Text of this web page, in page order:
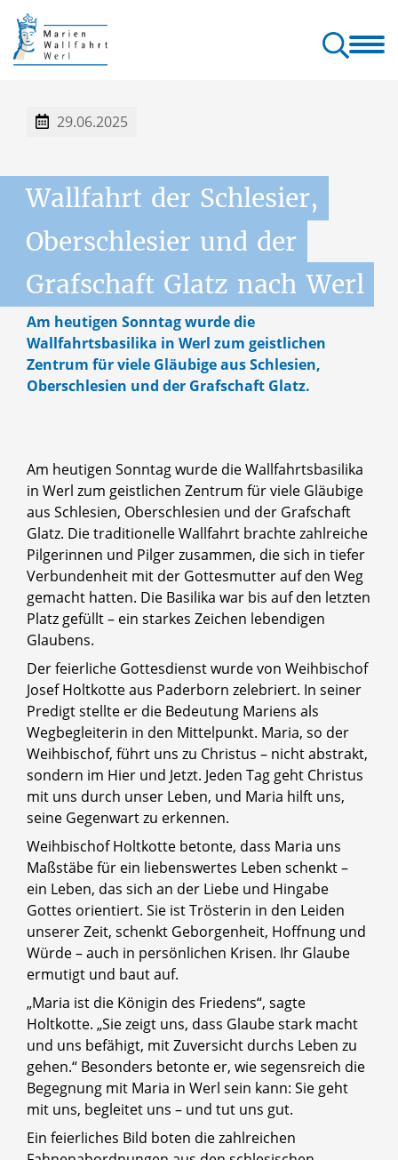
Wallfahrt
29.06.2025
Wallfahrt der Schlesier,
Oberschlesier und der
Grafschaft Glatz nach Werl
Am heutigen Sonntag wurde die
Wallfahrtsbasilika in Werl zum geistlichen
Zentrum für viele Gläubige aus Schlesien,
Oberschlesien und der Grafschaft Glatz.
Am heutigen Sonntag wurde die Wallfahrtsbasilika
in Werl zum geistlichen Zentrum für viele Gläubige
aus Schlesien, Oberschlesien und der Grafschaft
Glatz. Die traditionelle Wallfahrt brachte zahlreiche
Pilgerinnen und Pilger zusammen, die sich in tiefer
Verbundenheit mit der Gottesmutter auf den Weg
gemacht hatten. Die Basilika war bis auf den letzten
Platz gefüllt – ein starkes Zeichen lebendigen
Glaubens.
Der feierliche Gottesdienst wurde von Weihbischof
Josef Holtkotte aus Paderborn zelebriert. In seiner
Predigt stellte er die Bedeutung Mariens als
Wegbegleiterin in den Mittelpunkt. Maria, so der
Weihbischof, führt uns zu Christus – nicht abstrakt,
sondern im Hier und Jetzt. Jeden Tag geht Christus
mit uns durch unser Leben, und Maria hilft uns,
seine Gegenwart zu erkennen.
Weihbischof Holtkotte betonte, dass Maria uns
Maßstäbe für ein liebenswertes Leben schenkt –
ein Leben, das sich an der Liebe und Hingabe
Gottes orientiert. Sie ist Trösterin in den Leiden
unserer Zeit, schenkt Geborgenheit, Hoffnung und
Würde – auch in persönlichen Krisen. Ihr Glaube
ermutigt und baut auf.
„Maria ist die Königin des Friedens“, sagte
Holtkotte. „Sie zeigt uns, dass Glaube stark macht
und uns befähigt, mit Zuversicht durchs Leben zu
gehen.“ Besonders betonte er, wie segensreich die
Begegnung mit Maria in Werl sein kann: Sie geht
mit uns, begleitet uns – und tut uns gut.
Ein feierliches Bild boten die zahlreichen